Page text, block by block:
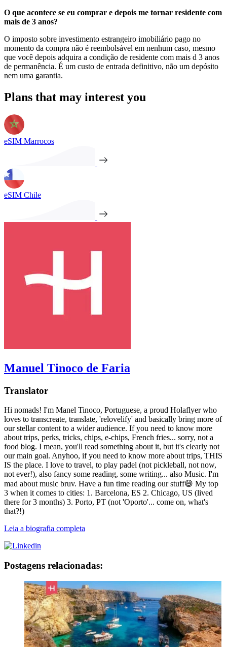
O que acontece se eu comprar e depois me tornar residente com
mais de 3 anos?
O imposto sobre investimento estrangeiro imobiliário pago no
momento da compra não é reembolsável em nenhum caso, mesmo
que você depois adquira a condição de residente com mais d 3 anos
de permanência. É um custo de entrada definitivo, não um depósito
nem uma garantia.
Plans that may interest you
eSIM Marrocos
eSIM Chile
Manuel Tinoco de Faria
Translator
Hi nomads! I'm Manel Tinoco, Portuguese, a proud Holaflyer who
loves to transcreate, translate, 'relovelify' and basically bring more of
our stellar content to a wider audience. If you need to know more
about trips, perks, tricks, chips, e-chips, French fries... sorry, not a
food blog. I mean, you'll read something about it, but it's clearly not
our main goal. Anyhoo, if you need to know more about trips, THIS
IS the place. I love to travel, to play padel (not pickleball, not now,
not ever!), also fancy some reading, some writing... also Music. I'm
mad about music bruv. Have a fun time reading our stuff😄 My top
3 when it comes to cities: 1. Barcelona, ES 2. Chicago, US (lived
there for 3 months) 3. Porto, PT (not 'Oporto'... come on, what's
that?!)
Leia a biografia completa
Postagens relacionadas: